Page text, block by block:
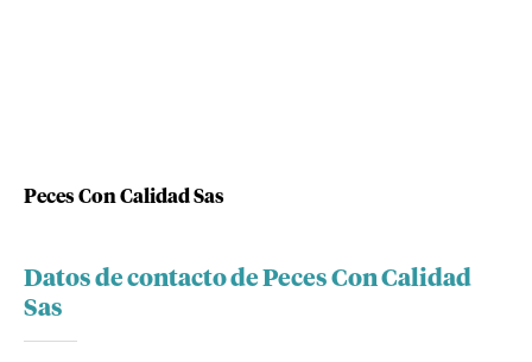
Peces Con Calidad Sas
Datos de contacto de Peces Con Calidad
Sas